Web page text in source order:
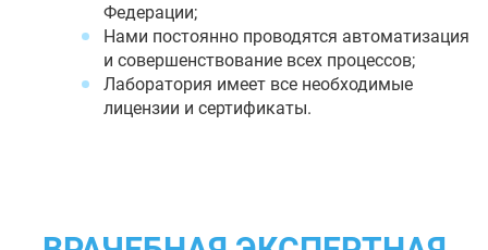
Федерации;
Нами постоянно проводятся автоматизация
и совершенствование всех процессов;
Лаборатория имеет все необходимые
лицензии и сертификаты.